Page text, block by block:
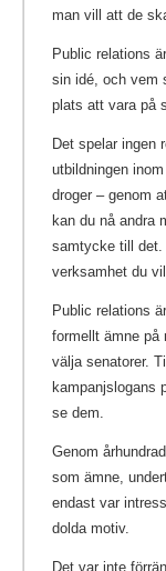
man vill att de
Public relations
sin idé, och vem
plats att vara på
Det spelar ingen
utbildningen
droger – genom
kan du nå andra
samtycke till det.
verksamhet du
Public relations
formellt ämne på
välja senatorer.
kampanjslogans
se dem.
Genom
som ämne,
endast var
dolda motiv.
Det var inte